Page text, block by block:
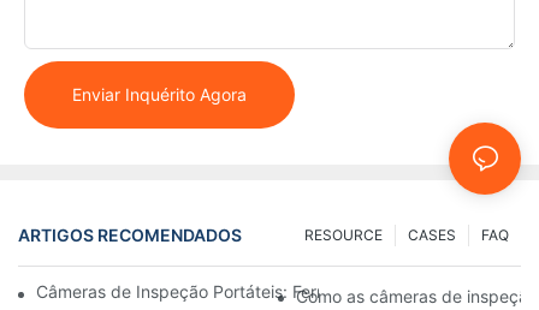
Enviar Inquérito Agora
ARTIGOS RECOMENDADOS FAQ
CASES
RESOURCE
Câmeras de Inspeção Portáteis: Ferramentas Essenciais para
Como as câmeras de